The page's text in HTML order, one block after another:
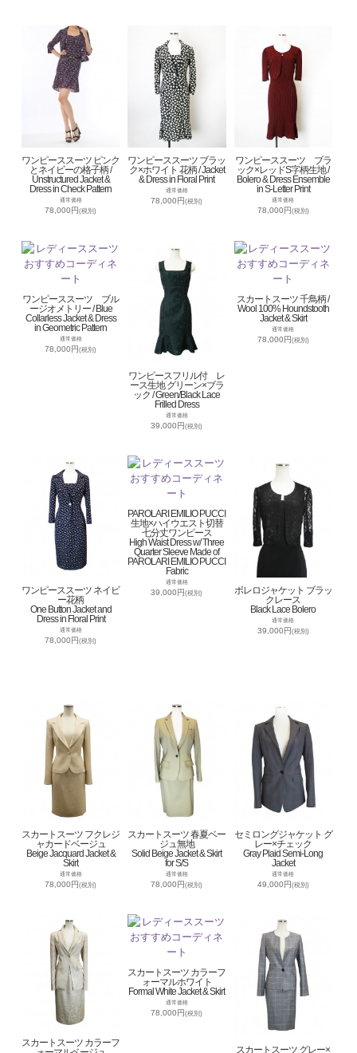
ワンピーススーツ ピンク
とネイビーの格子柄 /
Unstructured Jacket &
Dress in Check Pattern
通常価格
78,000円(税別)
ワンピーススーツ ブラッ
ク×ホワイト 花柄 / Jacket
& Dress in Floral Print
通常価格
78,000円(税別)
ワンピーススーツ ブラ
ック×レッドS字柄生地 /
Bolero & Dress Ensemble
in S-Letter Print
通常価格
78,000円(税別)
ワンピーススーツ ブル
ージオメトリー / Blue
Collarless Jacket & Dress
in Geometric Pattern
通常価格
78,000円(税別)
ワンピースフリル付 レ
ース生地 グリーン×ブラ
ック / Green/Black Lace
Frilled Dress
通常価格
39,000円(税別)
スカートスーツ 千鳥柄 /
Wool 100% Houndstooth
Jacket & Skirt
通常価格
78,000円(税別)
ワンピーススーツ ネイビ
ー花柄
One Button Jacket and
Dress in Floral Print
通常価格
78,000円(税別)
PAROLARI EMILIO PUCCI
生地×ハイウエスト切替
七分丈ワンピース
High Waist Dress w/ Three
Quarter Sleeve Made of
PAROLARI EMILIO PUCCI
Fabric
通常価格
39,000円(税別)
ボレロジャケット ブラッ
クレース
Black Lace Bolero
通常価格
39,000円(税別)
スカートスーツ フクレジ
ャカードベージュ
Beige Jacquard Jacket &
Skirt
通常価格
78,000円(税別)
スカートスーツ 春夏ベー
ジュ無地
Solid Beige Jacket & Skirt
for S/S
通常価格
78,000円(税別)
セミロングジャケット グ
レー×チェック
Gray Plaid Semi-Long
Jacket
通常価格
49,000円(税別)
スカートスーツ カラーフ
スカートスーツ カラーフ
ォーマルホワイト
Formal White Jacket & Skirt
通常価格
78,000円(税別)
スカートスーツ グレー×